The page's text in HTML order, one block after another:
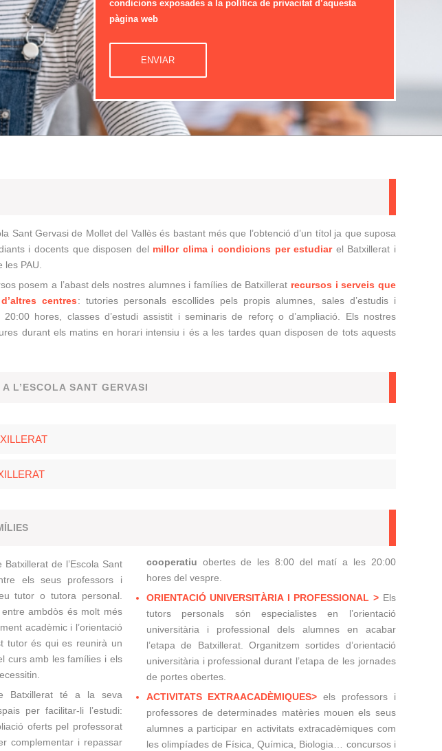
condicions exposades a la política de privacitat d’aquesta
pàgina web
Sant Gervasi de Mollet del Vallès és bastant més que l’obtenció d’un títol ja que suposa
i docents que disposen del millor clima i condicions per estudiarel Batxillerat i
PAU.
posem a l’abast dels nostres alumnes i famílies de Batxillerat recursos i serveis que
centres: tutories personals escollides pels propis alumnes, sales d’estudis i
hores, classes d’estudi assistit i seminaris de reforç o d’ampliació. Els nostres
durant els matins en horari intensiu i és a les tardes quan disposen de tots aquests
L’ESCOLA SANT GERVASI
de l’Escola Sant
els seus professors i
tutor o tutora personal.
ambdòs és molt més
acadèmic i l’orientació
tutor és qui es reunirà un
curs amb les famílies i els
Batxillerat té a la seva
per facilitar-li l’estudi:
oferts pel professorat
complementar i repassar
cooperatiu obertes de les 8:00 del matí a les 20:00
hores del vespre.
ORIENTACIÓ UNIVERSITÀRIA I PROFESSIONAL >Els
tutors personals són especialistes en l’orientació
universitària i professional dels alumnes en acabar
l’etapa de Batxillerat. Organitzem sortides d’orientació
universitària i professional durant l’etapa de les jornades
de portes obertes.
ACTIVITATS EXTRAACADÈMIQUES> els professors i
professores de determinades matèries mouen els seus
alumnes a participar en activitats extracadèmiques com
les olimpíades de Física, Química, Biologia… concursos i